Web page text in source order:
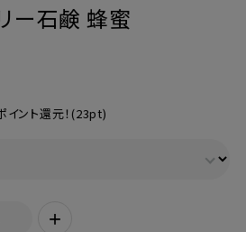
ー石鹸 蜂蜜
ント還元！ (23pt)
+